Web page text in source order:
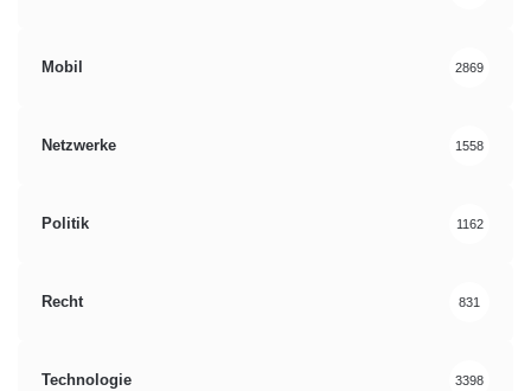
Mobil 2869
Netzwerke 1558
Politik 1162
Recht 831
Technologie 3398